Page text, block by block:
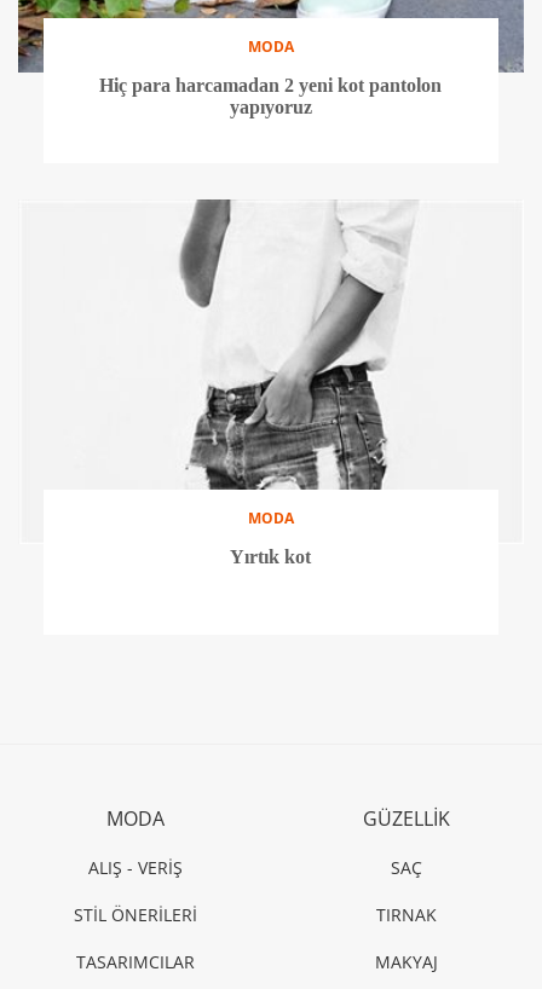
MODA
Hiç para harcamadan 2 yeni kot pantolon
yapıyoruz
MODA
Yırtık kot
MODA
ALIŞ - VERİŞ
STİL ÖNERİLERİ
TASARIMCILAR
GÜZELLİK
SAÇ
TIRNAK
MAKYAJ